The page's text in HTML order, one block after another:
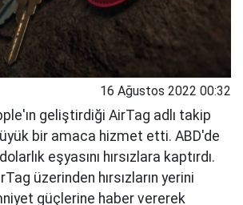
16 Ağustos 2022 00:32
geliştirdiği AirTag adlı takip
bir amaca hizmet etti. ABD'de
eşyasını hırsızlara kaptırdı.
üzerinden hırsızların yerini
güçlerine haber vererek